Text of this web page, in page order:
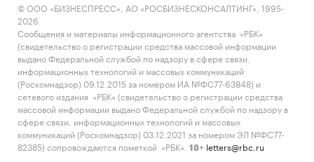
© ООО «БИЗНЕСПРЕСС», АО «РОСБИЗНЕСКОНСАЛТИНГ», 1995-
2026.
Сообщения и материалы информационного агентства «РБК»
(свидетельство о регистрации средства массовой информации
выдано Федеральной службой по надзору в сфере связи,
информационных технологий и массовых коммуникаций
(Роскомнадзор) 09.12.2015 за номером ИА №ФС77-63848) и
сетевого издания «РБК» (свидетельство о регистрации средства
массовой информации выдано Федеральной службой по надзору в
сфере связи, информационных технологий и массовых
коммуникаций (Роскомнадзор) 03.12.2021 за номером ЭЛ №ФС77-
82385) сопровождаются пометкой «РБК».
18+ letters@rbc.ru